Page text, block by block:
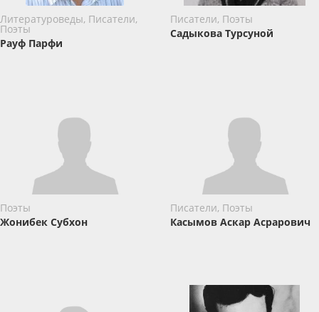
Литературоведы, Писатели,
Поэты
Рауф Парфи
Писатели, Поэты
Садыкова Турсуной
Поэты
Жонибек Субхон
Писатели, Поэты
Касымов Аскар Асрарович